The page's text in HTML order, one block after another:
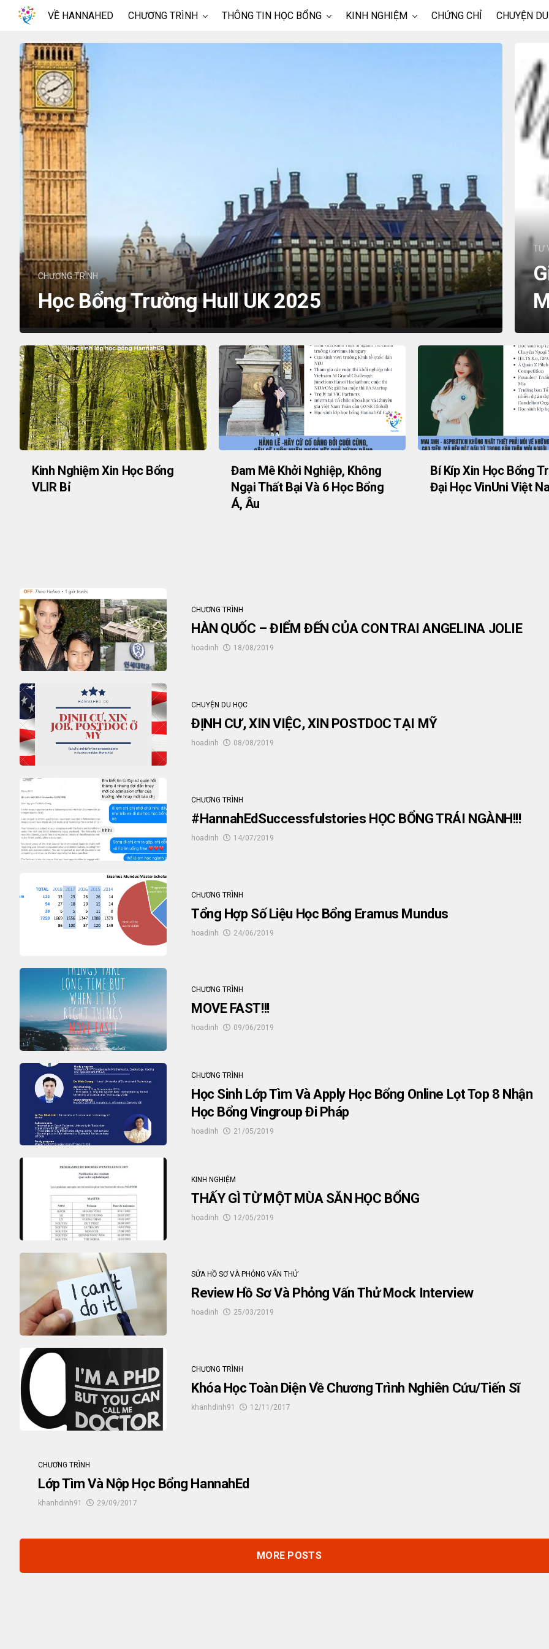
VỀ HANNAHED CHƯƠNG TRÌNH THÔNG TIN HỌC BỔNG KINH NGHIỆM CHỨNG CHỈ CHUYỆN
CHƯƠNG TRÌNH
Học Bổng Trường Hull UK 2025
TƯ
Kinh Nghiệm Xin Học Bổng
VLIR Bỉ
Đam Mê Khởi Nghiệp, Không
Ngại Thất Bại Và 6 Học Bổng
Á, Âu
Bí Kíp Xin Học Bổng
Đại Học VinUni Việt
CHƯƠNG TRÌNH
HÀN QUỐC – ĐIỂM ĐẾN CỦA CON TRAI ANGELINA JOLIE
hoadinh 18/08/2019
CHUYỆN DU HỌC
ĐỊNH CƯ, XIN VIỆC, XIN POSTDOC TẠI MỸ
hoadinh 08/08/2019
CHƯƠNG TRÌNH
#HannahEdSuccessfulstories HỌC BỔNG TRÁI NGÀNH!!!
hoadinh 14/07/2019
CHƯƠNG TRÌNH
Tổng Hợp Số Liệu Học Bổng Eramus Mundus
hoadinh 24/06/2019
CHƯƠNG TRÌNH
MOVE FAST!!!
hoadinh 09/06/2019
CHƯƠNG TRÌNH
Học Sinh Lớp Tìm Và Apply Học Bổng Online Lọt Top 8 Nhận
Học Bổng Vingroup Đi Pháp
hoadinh 21/05/2019
KINH NGHIỆM
THẤY GÌ TỪ MỘT MÙA SĂN HỌC BỔNG
hoadinh 12/05/2019
SỬA HỒ SƠ VÀ PHỎNG VẤN THỬ
Review Hồ Sơ Và Phỏng Vấn Thử Mock Interview
hoadinh 25/03/2019
CHƯƠNG TRÌNH
Khóa Học Toàn Diện Về Chương Trình Nghiên Cứu/Tiến Sĩ
khanhdinh91 12/11/2017
CHƯƠNG TRÌNH
Lớp Tìm Và Nộp Học Bổng HannahEd
khanhdinh91 29/09/2017
MORE POSTS